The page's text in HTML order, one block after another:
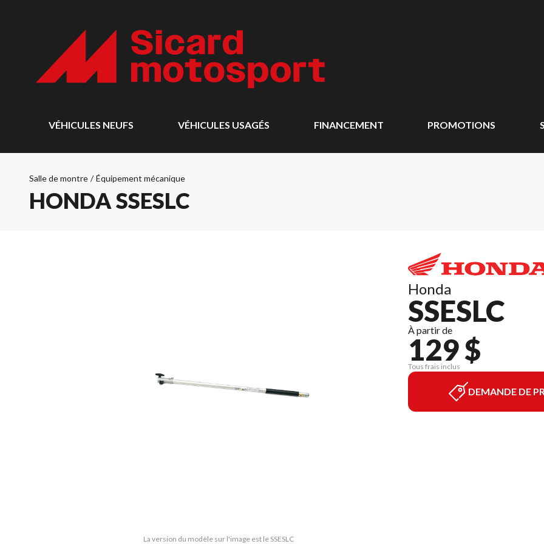
VÉHICULES NEUFS VÉHICULES USAGÉS FINANCEMENT PROMOTIONS
Salle de montre / Équipement mécanique
HONDA SSESLC
La version du modèle sur l'image est le SSESLC
Honda
SSESLC
À partir de
129 $
Tous frais inclus
DEMANDE DE